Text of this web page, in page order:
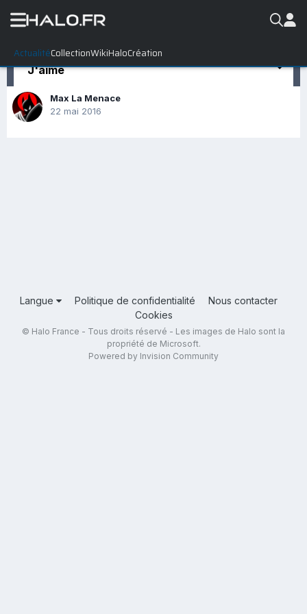
ActualitéCollectionWikiHaloCréation
J'aime
Max La Menace
22 mai 2016
Langue Politique de confidentialité
Nous contacter
Cookies
© Halo France - Tous droits réservé - Les images de Halo sont la
propriété de Microsoft.
Powered by Invision Community